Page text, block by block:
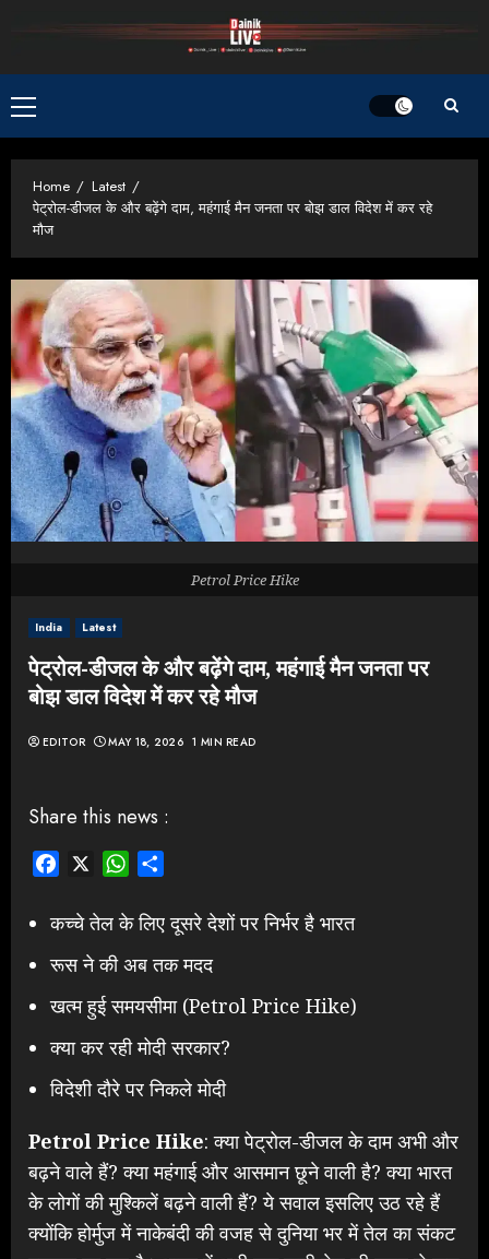
Primary
Menu
Home
Latest
पेट्रोल-डीजल के और बढ़ेंगे दाम, महंगाई मैन जनता पर बोझ डाल विदेश में कर रहे
मौज
India Latest
पेट्रोल-डीजल के और बढ़ेंगे दाम, महंगाई मैन जनता पर
बोझ डाल विदेश में कर रहे मौज
EDITOR MAY 18, 2026 1 MIN READ
Petrol Price Hike
Share this news :
Facebook WhatsApp
कच्चे तेल के लिए दूसरे देशों पर निर्भर है भारत
रूस ने की अब तक मदद
खत्म हुई समयसीमा (Petrol Price Hike)
क्या कर रही मोदी सरकार?
विदेशी दौरे पर निकले मोदी
Petrol Price Hike: क्या पेट्रोल-डीजल के दाम अभी और
बढ़ने वाले हैं? क्या महंगाई और आसमान छूने वाली है? क्या भारत
के लोगों की मुश्किलें बढ़ने वाली हैं? ये सवाल इसलिए उठ रहे हैं
क्योंकि होर्मुज में नाकेबंदी की वजह से दुनिया भर में तेल का संकट